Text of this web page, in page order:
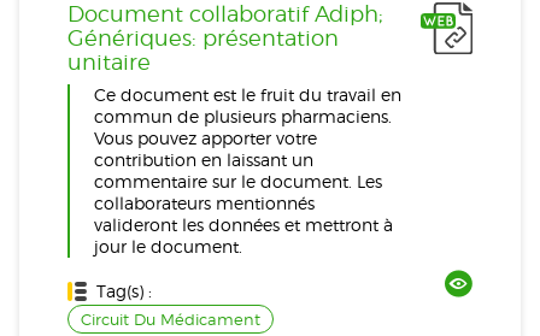
Document collaboratif Adiph;
Génériques: présentation
unitaire
Ce document est le fruit du travail en
commun de plusieurs pharmaciens.
Vous pouvez apporter votre
contribution en laissant un
commentaire sur le document. Les
collaborateurs mentionnés
valideront les données et mettront à
jour le document.
Tag(s) :
Circuit Du Médicament